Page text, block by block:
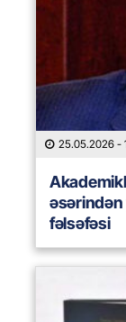
25.05.2026 -
əsərindən
fəlsəfəsi